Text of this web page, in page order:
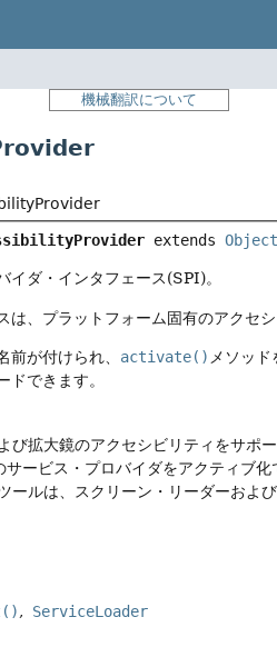
機械翻訳について
extends Object
イダ・インタフェース(SPI)。
は、プラットフォーム固有のアクセ
が付けられ、 activate() メソッ
ドできます。
び拡大鏡のアクセシビリティをサ
サービス・プロバイダをアクティブ化
ールは、スクリーン・リーダーおよ
ServiceLoader